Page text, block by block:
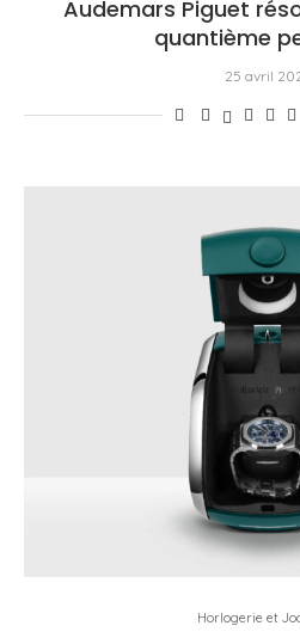
Audemars Piguet
quantième
25 avril
Horlogerie et